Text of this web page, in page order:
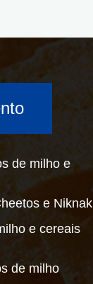
de milho e
e Niknak
e cereais
de milho